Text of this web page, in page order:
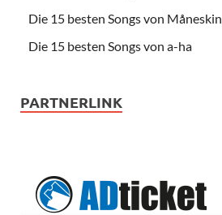
Die 15 besten Songs von Måneskin
Die 15 besten Songs von a-ha
PARTNERLINK